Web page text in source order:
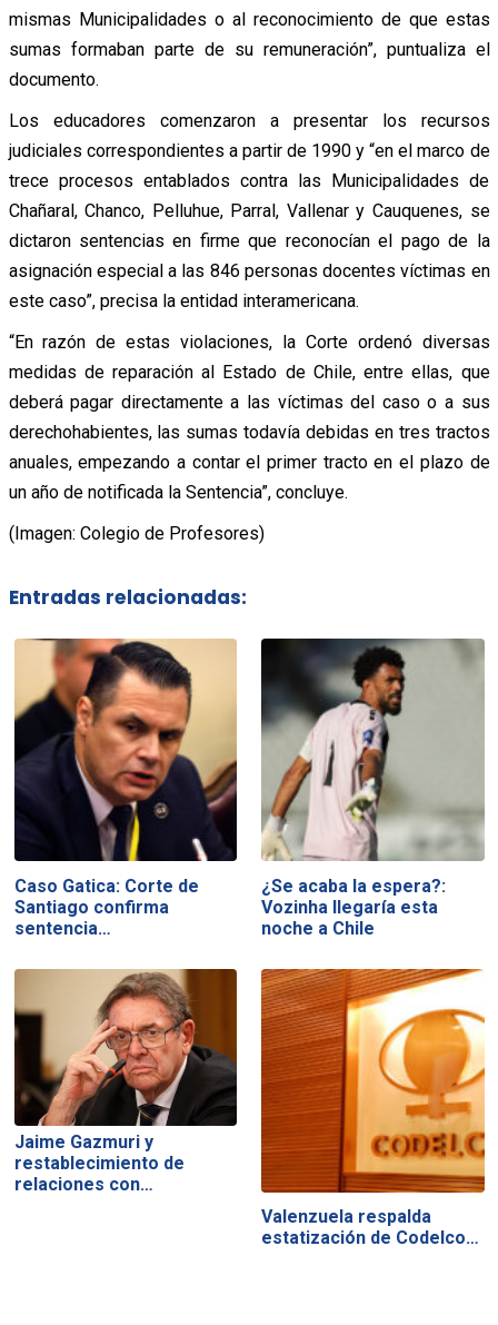
mismas Municipalidades o al reconocimiento de que estas
sumas formaban parte de su remuneración”, puntualiza el
documento.
Los educadores comenzaron a presentar los recursos
judiciales correspondientes a partir de 1990 y “en el marco de
trece procesos entablados contra las Municipalidades de
Chañaral, Chanco, Pelluhue, Parral, Vallenar y Cauquenes, se
dictaron sentencias en firme que reconocían el pago de la
asignación especial a las 846 personas docentes víctimas en
este caso”, precisa la entidad interamericana.
“En razón de estas violaciones, la Corte ordenó diversas
medidas de reparación al Estado de Chile, entre ellas, que
deberá pagar directamente a las víctimas del caso o a sus
derechohabientes, las sumas todavía debidas en tres tractos
anuales, empezando a contar el primer tracto en el plazo de
un año de notificada la Sentencia”, concluye.
(Imagen: Colegio de Profesores)
Entradas relacionadas:
Caso Gatica: Corte de
Santiago confirma
sentencia…
¿Se acaba la espera?:
Vozinha llegaría esta
noche a Chile
Jaime Gazmuri y
restablecimiento de
relaciones con…
Valenzuela respalda
estatización de Codelco…